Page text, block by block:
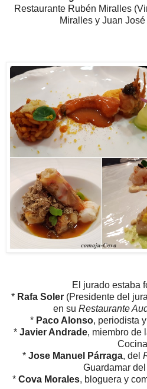
Restaurante Rubén Miralles
Miralles y Juan
El jurado estaba
* Rafa Soler (Presidente del
en su Restaurante
* Paco Alonso, periodista
* Javier Andrade, miembro de
Cocina
* Jose Manuel Párraga, del
Guardamar
* Cova Morales, bloguera y